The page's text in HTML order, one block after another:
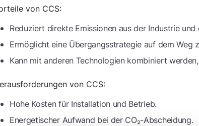
von CCS:
Reduziert direkte Emissionen aus der Industrie und
Ermöglicht eine Übergangsstrategie auf dem Weg
Kann mit anderen Technologien kombiniert
von CCS:
Hohe Kosten für Installation und Betrieb.
Energetischer Aufwand bei der CO₂-Abscheidung.